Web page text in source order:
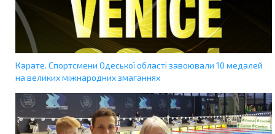
Карате. Спортсмени Одеської області завоювали 10 медалей
на великих міжнародних змаганнях